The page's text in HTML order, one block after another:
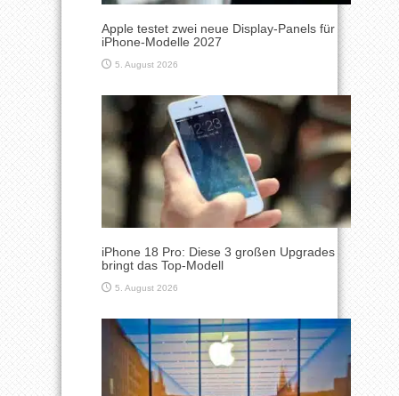
Apple testet zwei neue Display-Panels für
iPhone-Modelle 2027
5. August 2026
iPhone 18 Pro: Diese 3 großen Upgrades
bringt das Top-Modell
5. August 2026